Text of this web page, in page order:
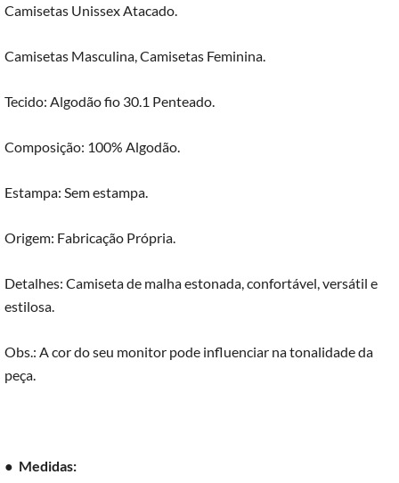
Camisetas Unissex Atacado.
Camisetas Masculina, Camisetas Feminina.
Tecido: Algodão fio 30.1 Penteado.
Composição: 100% Algodão.
Estampa: Sem estampa.
Origem: Fabricação Própria.
Detalhes: Camiseta de malha estonada, confortável, versátil e
estilosa.
Obs.: A cor do seu monitor pode influenciar na tonalidade da
peça.
● Medidas: